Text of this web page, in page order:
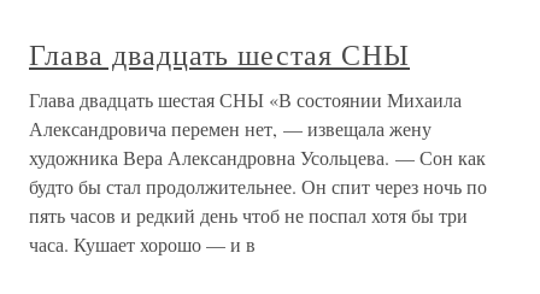
Глава двадцать шестая СНЫ
Глава двадцать шестая СНЫ «В состоянии Михаила
Александровича перемен нет, — извещала жену
художника Вера Александровна Усольцева. — Сон как
будто бы стал продолжительнее. Он спит через ночь по
пять часов и редкий день чтоб не поспал хотя бы три
часа. Кушает хорошо — и в